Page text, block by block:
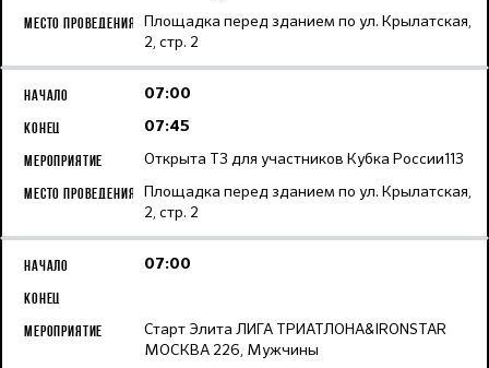
Площадка перед зданием по ул. Крылатская,
2, стр. 2
07:00
07:45
Открыта ТЗ для участников Кубка России113
Площадка перед зданием по ул. Крылатская,
2, стр. 2
07:00
Старт Элита ЛИГА ТРИАТЛОНА&IRONSTAR
МОСКВА 226, Мужчины